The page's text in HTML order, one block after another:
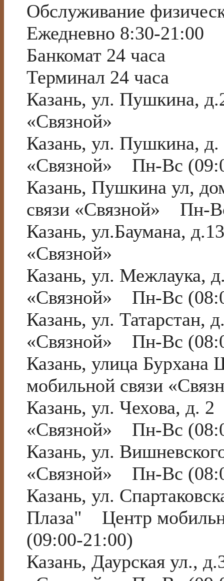
Обслуживание
Ежедневно 8:30-21:00
Банкомат 24 часа
Терминал 24 часа
Казань, ул. Пушкина,
«Связной»
Казань, ул. Пушкина,
«Связной» Пн-Вс
Казань, Пушкина ул,
связи «Связной» Пн-
Казань, ул.Баумана,
«Связной»
Казань, ул. Межлаука,
«Связной» Пн-Вс
Казань, ул.
«Связной» Пн-Вс
Казань, улица
мобильной связи
Казань, ул. Чехова, д.
«Связной» Пн-Вс
Казань, ул.
«Связной» Пн-Вс
Казань, ул.
Плаза" Центр
(09:00-21:00)
Казань, Даурская ул.,